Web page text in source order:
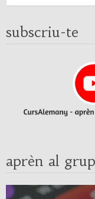
subscriu-te
aprèn al